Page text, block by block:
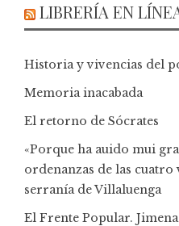
LIBRERÍA EN
Historia y vivencias del
Memoria inacabada
El retorno de Sócrates
«Porque ha auido mui
ordenanzas de las
serranía de Villaluenga
El Frente Popular.